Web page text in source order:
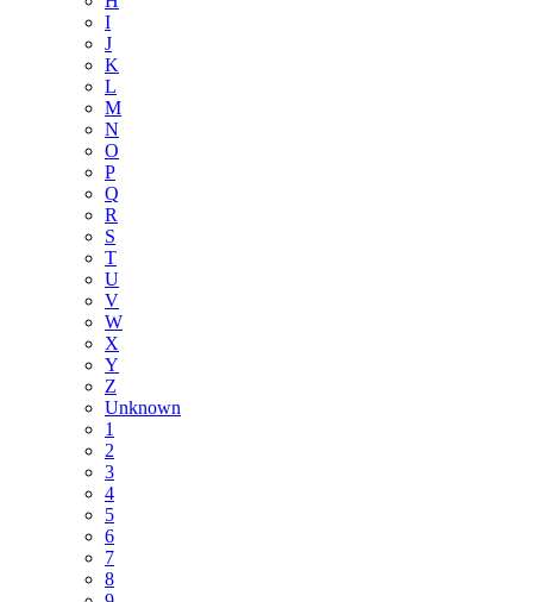
I
J
K
L
M
N
O
P
Q
R
S
T
U
V
W
X
Y
Z
Unknown
1
2
3
4
5
6
7
8